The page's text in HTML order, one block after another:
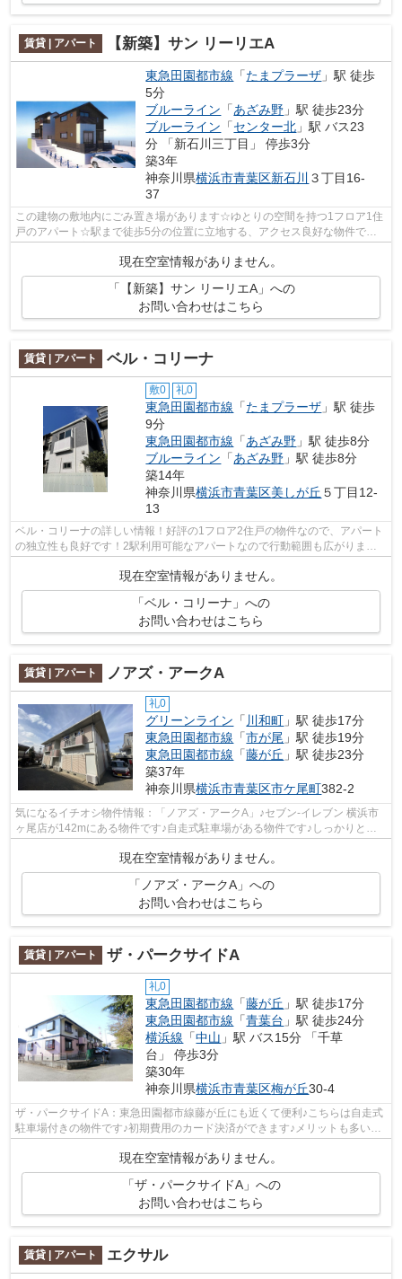
賃貸 | アパート 【新築】サン リーリエA
東急田園都市線 「たまプラーザ 」駅 徒歩
5分
ブルーライン 「あざみ野 」駅 徒歩23分
ブルーライン 「センター北 」駅 バス23
分 「新石川三丁目」 停歩3分
築3年
神奈川県横浜市青葉区新石川 ３丁目16-
37
この建物の敷地内にごみ置き場があります☆ゆとりの空間を持つ1フロア1住
戸のアパート☆駅まで徒歩5分の位置に立地する、アクセス良好な物件です
現在空室情報がありません。
「【新築】サン リーリエA」への
お問い合わせはこちら
賃貸 | アパート ベル・コリーナ
敷0 礼0
東急田園都市線 「たまプラーザ 」駅 徒歩
9分
東急田園都市線 「あざみ野 」駅 徒歩8分
ブルーライン 「あざみ野 」駅 徒歩8分
築14年
神奈川県横浜市青葉区美しが丘 ５丁目12-
13
ベル・コリーナの詳しい情報！好評の1フロア2住戸の物件なので、アパート
の独立性も良好です！2駅利用可能なアパートなので行動範囲も広がりま
す！中古の物件です！urbanshop@urbankk....
現在空室情報がありません。
「ベル・コリーナ」への
お問い合わせはこちら
賃貸 | アパート ノアズ・アークA
礼0
グリーンライン 「 川和町 」駅 徒歩17分
東急田園都市線 「市が尾 」駅 徒歩19分
東急田園都市線 「藤が丘 」駅 徒歩23分
築37年
神奈川県横浜市青葉区市ケ尾町382-2
気になるイチオシ物件情報：「ノアズ・アークA」♪セブン‐イレブン 横浜市
ヶ尾店が142mにある物件です♪自走式駐車場がある物件です♪しっかりとし
現在空室情報がありません。
「ノアズ・アークA」への
お問い合わせはこちら
賃貸 | アパート ザ・パークサイドA
礼0
東急田園都市線 「藤が丘 」駅 徒歩17分
東急田園都市線 「青葉台 」駅 徒歩24分
横浜線 「中山 」駅 バス15分 「千草
台」 停歩3分
築30年
神奈川県横浜市青葉区梅が丘30-4
ザ・パークサイドA：東急田園都市線藤が丘にも近くて便利♪こちらは自走式
駐車場付きの物件です♪初期費用のカード決済ができます♪メリットも多い賃
現在空室情報がありません。
「ザ・パークサイドA」への
お問い合わせはこちら
賃貸 | アパート エクサル